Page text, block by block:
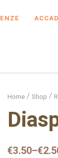
Home Shop
€
–
€3.50